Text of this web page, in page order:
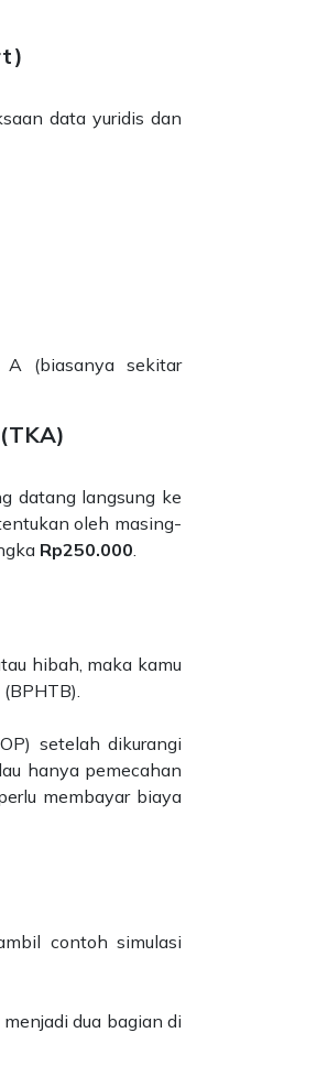
data yuridis dan
A (biasanya sekitar
datang langsung ke
oleh masing-
Rp250.000
hibah, maka kamu
setelah dikurangi
hanya pemecahan
membayar biaya
contoh simulasi
dua bagian di